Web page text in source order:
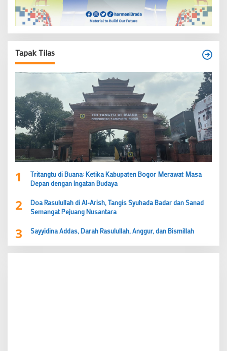
Tapak Tilas
1
Tritangtu di Buana: Ketika Kabupaten Bogor Merawat Masa
Depan dengan Ingatan Budaya
2
Doa Rasulullah di Al-Arish, Tangis Syuhada Badar dan Sanad
Semangat Pejuang Nusantara
3 Sayyidina Addas, Darah Rasulullah, Anggur, dan Bismillah